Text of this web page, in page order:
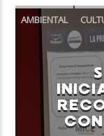
AMBIENTAL
TURISMO